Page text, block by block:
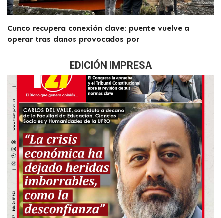
Cunco recupera conexión clave: puente vuelve a
operar tras daños provocados por
EDICIÓN IMPRESA